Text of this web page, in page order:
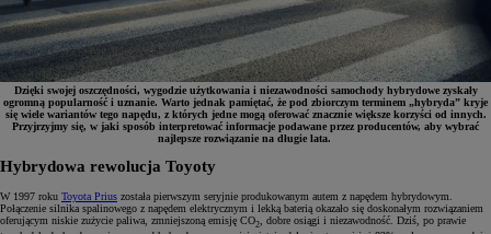
Dzięki swojej oszczędności, wygodzie użytkowania i niezawodności samochody hybrydowe zyskały
ogromną popularność i uznanie. Warto jednak pamiętać, że pod zbiorczym terminem „hybryda” kryje
się wiele wariantów tego napędu, z których jedne mogą oferować znacznie większe korzyści od innych.
Przyjrzyjmy się, w jaki sposób interpretować informacje podawane przez producentów, aby wybrać
najlepsze rozwiązanie na długie lata.
Hybrydowa rewolucja Toyoty
W 1997 roku Toyota Prius została pierwszym seryjnie produkowanym autem z napędem hybrydowym.
Połączenie silnika spalinowego z napędem elektrycznym i lekką baterią okazało się doskonałym rozwiązaniem
oferującym niskie zużycie paliwa, zmniejszoną emisję CO2
, dobre osiągi i niezawodność. Dziś, po prawie